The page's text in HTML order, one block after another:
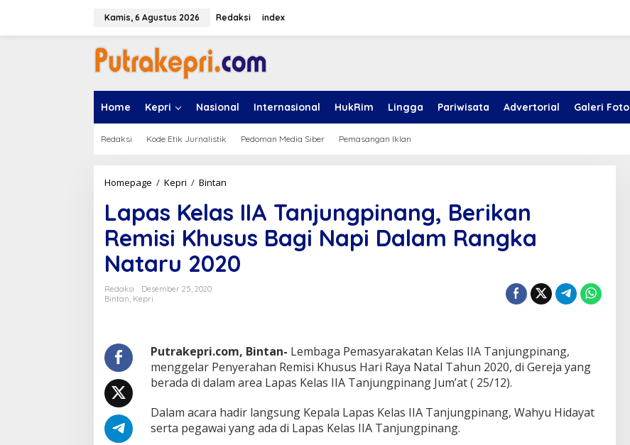
Kamis, 6 Agustus 2026 Redaksi index
Home Kepri Nasional Internasional HukRim Lingga Pariwisata Advertorial Galeri Foto
Redaksi Kode Etik Jurnalistik Pedoman Media Siber Pemasangan Iklan
Homepage / Kepri / Bintan
p
a
s
K
e
l
T
n
j
n
g
p
Lapas Kelas IIA Tanjungpinang, Berikan
Remisi Khusus Bagi Napi Dalam Rangka
Nataru 2020
Redaksi
Desember 25, 2020
Bintan, Kepri
Putrakepri.com, Bintan- Lembaga Pemasyarakatan Kelas IIA Tanjungpinang,
menggelar Penyerahan Remisi Khusus Hari Raya Natal Tahun 2020, di Gereja yang
berada di dalam area Lapas Kelas IIA Tanjungpinang Jum’at ( 25/12).
Dalam acara hadir langsung Kepala Lapas Kelas IIA Tanjungpinang, Wahyu Hidayat
serta pegawai yang ada di Lapas Kelas IIA Tanjungpinang.